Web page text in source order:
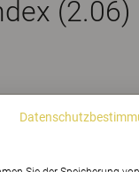
(2.06)